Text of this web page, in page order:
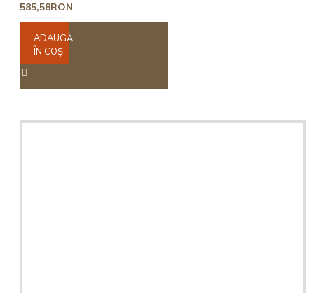
585,58RON
ADAUGĂ
ÎN COŞ